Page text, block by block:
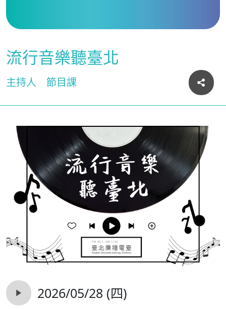
流行音樂聽臺北
主持人 節目課
2026/05/28 (四)